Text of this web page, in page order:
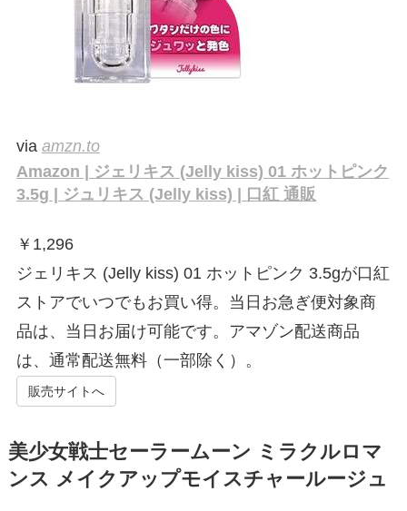
via amzn.to
Amazon | ジェリキス (Jelly kiss) 01 ホットピンク
3.5g | ジュリキス (Jelly kiss) | 口紅 通販
￥ 1,296
ジェリキス (Jelly kiss) 01 ホットピンク 3.5gが口紅
ストアでいつでもお買い得。当日お急ぎ便対象商
品は、当日お届け可能です。アマゾン配送商品
は、通常配送無料（一部除く）。
販売サイトへ
美少女戦士セーラームーン ミラクルロマ
ンス メイクアップモイスチャールージュ